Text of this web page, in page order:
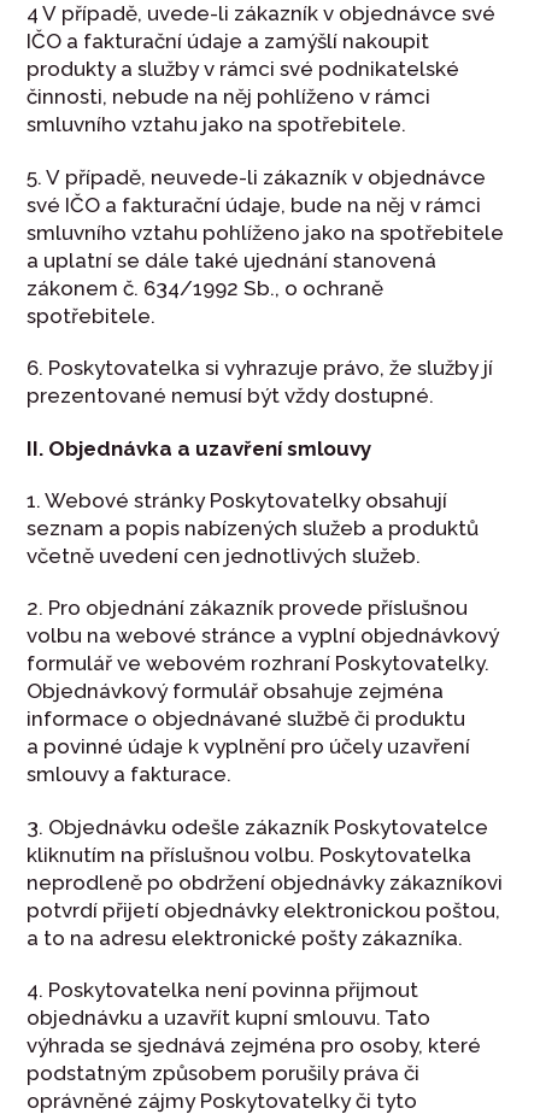
4 V případě, uvede-li zákazník v objednávce své
IČO a fakturační údaje a zamýšlí nakoupit
produkty a služby v rámci své podnikatelské
činnosti, nebude na něj pohlíženo v rámci
smluvního vztahu jako na spotřebitele.
5. V případě, neuvede-li zákazník v objednávce
své IČO a fakturační údaje, bude na něj v rámci
smluvního vztahu pohlíženo jako na spotřebitele
a uplatní se dále také ujednání stanovená
zákonem č. 634/1992 Sb., o ochraně
spotřebitele.
6. Poskytovatelka si vyhrazuje právo, že služby jí
prezentované nemusí být vždy dostupné.
II. Objednávka a uzavření smlouvy
1. Webové stránky Poskytovatelky obsahují
seznam a popis nabízených služeb a produktů
včetně uvedení cen jednotlivých služeb.
2. Pro objednání zákazník provede příslušnou
volbu na webové stránce a vyplní objednávkový
formulář ve webovém rozhraní Poskytovatelky.
Objednávkový formulář obsahuje zejména
informace o objednávané službě či produktu
a povinné údaje k vyplnění pro účely uzavření
smlouvy a fakturace.
3. Objednávku odešle zákazník Poskytovatelce
kliknutím na příslušnou volbu. Poskytovatelka
neprodleně po obdržení objednávky zákazníkovi
potvrdí přijetí objednávky elektronickou poštou,
a to na adresu elektronické pošty zákazníka.
4. Poskytovatelka není povinna přijmout
objednávku a uzavřít kupní smlouvu. Tato
výhrada se sjednává zejména pro osoby, které
podstatným způsobem porušily práva či
oprávněné zájmy Poskytovatelky či tyto